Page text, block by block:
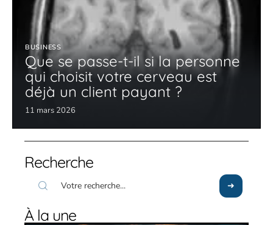
BUSINESS
Que se passe-t-il si la personne
qui choisit votre cerveau est
déjà un client payant ?
11 mars 2026
Recherche
À la une